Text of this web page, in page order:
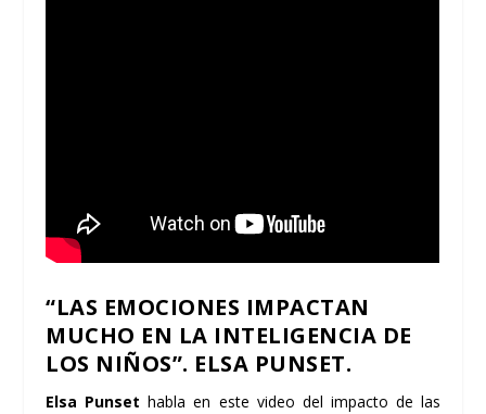
“LAS EMOCIONES IMPACTAN
MUCHO EN LA INTELIGENCIA DE
LOS NIÑOS”. ELSA PUNSET.
Elsa Punset habla en este video del impacto de las